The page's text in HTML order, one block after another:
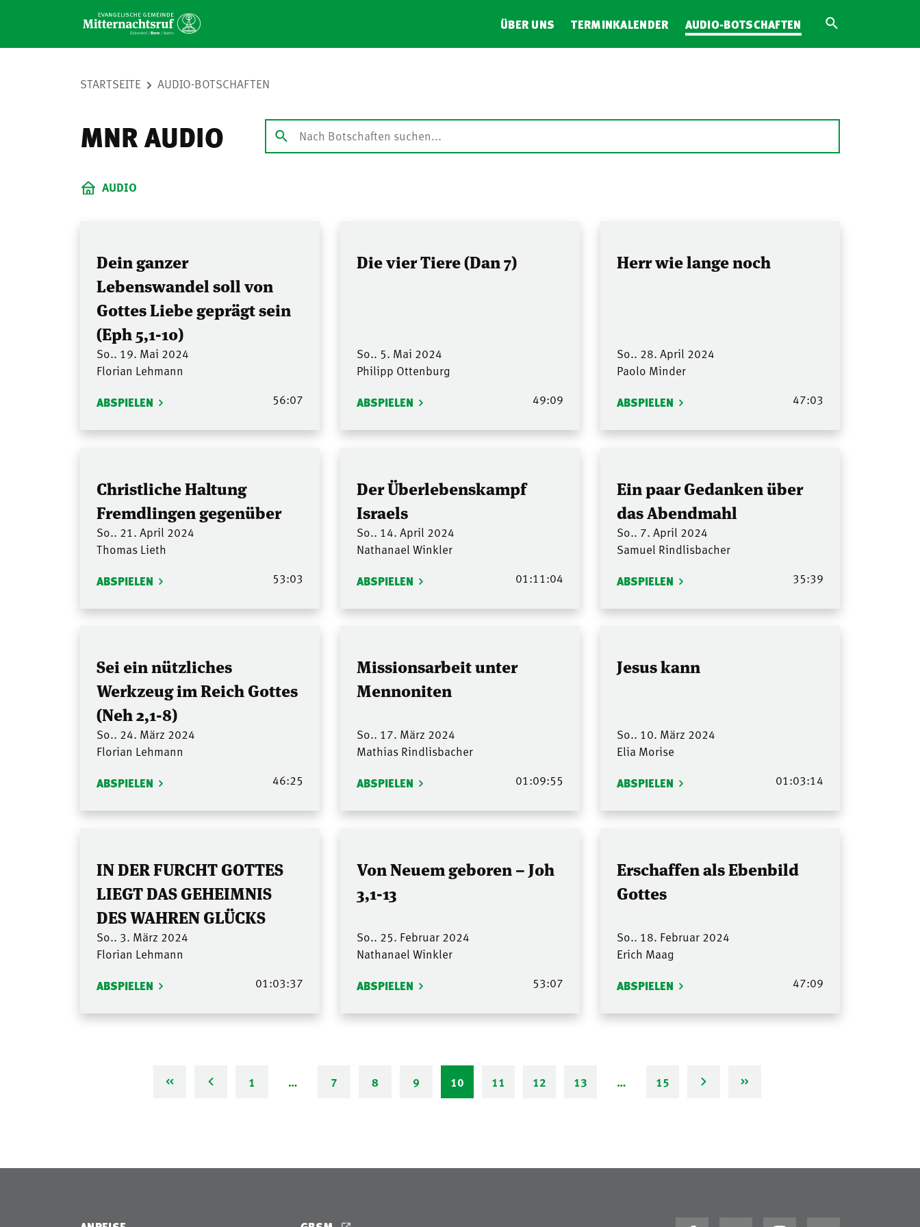
ÜBER UNS TERMINKALENDER AUDIO-BOTSCHAFTEN
STARTSEITE AUDIO-BOTSCHAFTEN
MNR AUDIO
AUDIO
Dein ganzer
Lebenswandel soll von
Gottes Liebe geprägt sein
(Eph 5,1-10)
So.. 19. Mai 2024
Florian Lehmann
ABSPIELEN 56:07
Die vier Tiere (Dan 7)
So.. 5. Mai 2024
Philipp Ottenburg
ABSPIELEN 49:09
Herr wie lange noch
So.. 28. April 2024
Paolo Minder
ABSPIELEN 47:03
Christliche Haltung
Fremdlingen gegenüber
So.. 21. April 2024
Thomas Lieth
ABSPIELEN 53:03
Der Überlebenskampf
Israels
So.. 14. April 2024
Nathanael Winkler
ABSPIELEN 01:11:04
Ein paar Gedanken über
das Abendmahl
So.. 7. April 2024
Samuel Rindlisbacher
ABSPIELEN 35:39
Sei ein nützliches
Werkzeug im Reich Gottes
(Neh 2,1-8)
So.. 24. März 2024
Florian Lehmann
ABSPIELEN 46:25
Missionsarbeit unter
Mennoniten
So.. 17. März 2024
Mathias Rindlisbacher
ABSPIELEN 01:09:55
Jesus kann
So.. 10. März 2024
Elia Morise
ABSPIELEN 01:03:14
IN DER FURCHT GOTTES
LIEGT DAS GEHEIMNIS
DES WAHREN GLÜCKS
So.. 3. März 2024
Florian Lehmann
ABSPIELEN 01:03:37
Von Neuem geboren – Joh
3,1-13
So.. 25. Februar 2024
Nathanael Winkler
ABSPIELEN 53:07
Erschaffen als Ebenbild
Gottes
So.. 18. Februar 2024
Erich Maag
ABSPIELEN 47:09
1 … 7 8 9 10 11 12 13 … 15